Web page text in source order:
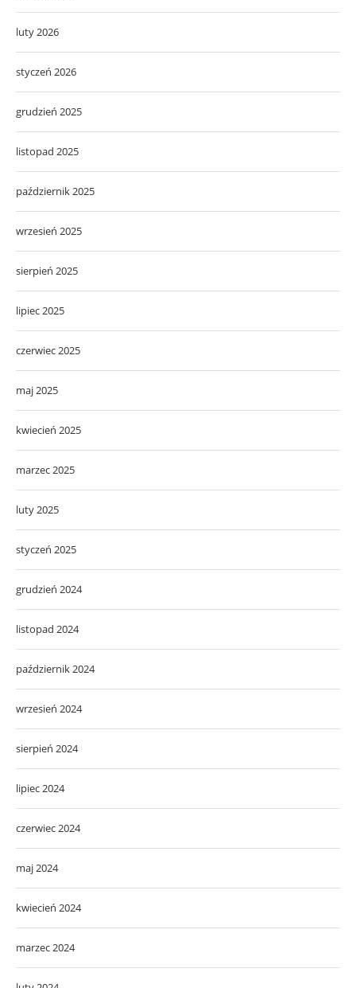
luty 2026
styczeń 2026
grudzień 2025
listopad 2025
październik 2025
wrzesień 2025
sierpień 2025
lipiec 2025
czerwiec 2025
maj 2025
kwiecień 2025
marzec 2025
luty 2025
styczeń 2025
grudzień 2024
listopad 2024
październik 2024
wrzesień 2024
sierpień 2024
lipiec 2024
czerwiec 2024
maj 2024
kwiecień 2024
marzec 2024